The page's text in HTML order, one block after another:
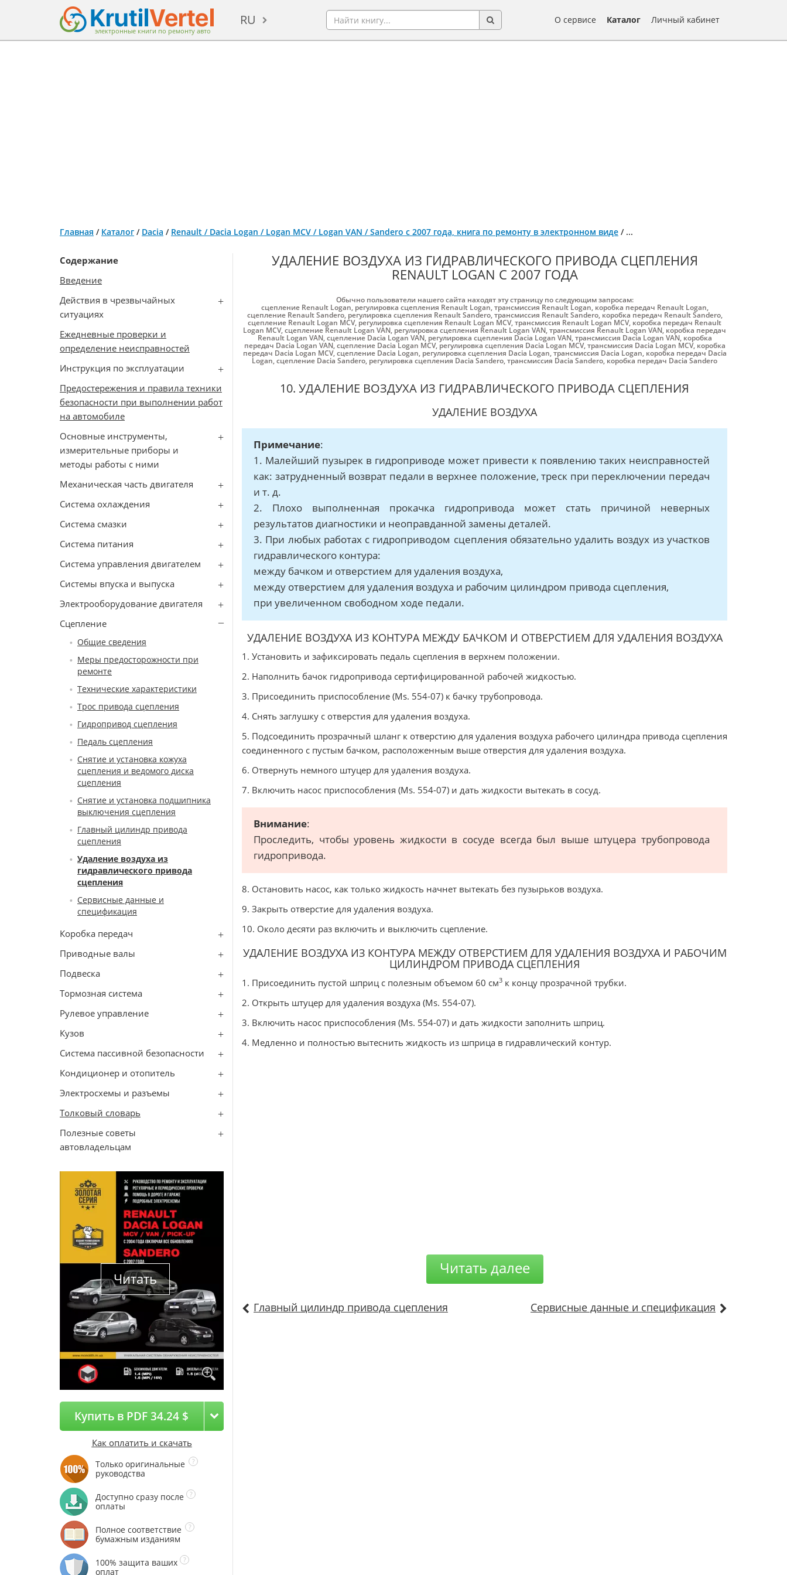
электронные книги по ремонту авто
RU О сервисе Каталог Личный кабинет
Главная / Каталог / Dacia / Renault / Dacia Logan / Logan MCV / Logan VAN / Sandero с 2007 года, книга по ремонту в электронном виде / ...
Содержание
Введение
Действия в чрезвычайных
ситуациях
Ежедневные проверки и
определение неисправностей
Инструкция по эксплуатации
Предостережения и правила техники
безопасности при выполнении работ
на автомобиле
Основные инструменты,
измерительные приборы и
методы работы с ними
Механическая часть двигателя
Система охлаждения
Система смазки
Система питания
Система управления двигателем
Системы впуска и выпуска
Электрооборудование двигателя
Сцепление
Общие сведения
Меры предосторожности при
ремонте
Технические характеристики
Трос привода сцепления
Гидропривод сцепления
Педаль сцепления
Снятие и установка кожуха
сцепления и ведомого диска
сцепления
Снятие и установка подшипника
выключения сцепления
Главный цилиндр привода
сцепления
Удаление воздуха из
гидравлического привода
сцепления
Сервисные данные и
спецификация
Коробка передач
Приводные валы
Подвеска
Тормозная система
Рулевое управление
Кузов
Система пассивной безопасности
Кондиционер и отопитель
Электросхемы и разъемы
Толковый словарь
Полезные советы
автовладельцам
Читать
Купить в PDF 34.24 $
Как оплатить и скачать
Только оригинальные
руководства
Доступно сразу после
оплаты
Полное соответствие
бумажным изданиям
100% защита ваших
оплат
УДАЛЕНИЕ ВОЗДУХА ИЗ ГИДРАВЛИЧЕСКОГО ПРИВОДА СЦЕПЛЕНИЯ
RENAULT LOGAN С 2007 ГОДА
Обычно пользователи нашего сайта находят эту страницу по следующим запросам:
сцепление Renault Logan, регулировка сцепления Renault Logan,трансмиссия Renault Logan, коробка передач Renault Logan,
сцепление Renault Sandero, регулировка сцепления Renault Sandero,трансмиссия Renault Sandero, коробка передач Renault Sandero,
сцепление Renault Logan MCV, регулировка сцепления Renault Logan MCV,трансмиссия Renault Logan MCV, коробка передач Renault
Logan MCV,сцепление Renault Logan VAN, регулировка сцепления Renault Logan VAN,трансмиссия Renault Logan VAN, коробка передач
Renault Logan VAN,сцепление Dacia Logan VAN, регулировка сцепления Dacia Logan VAN,трансмиссия Dacia Logan VAN, коробка
передач Dacia Logan VAN,сцепление Dacia Logan MCV,регулировка сцепления Dacia Logan MCV,трансмиссия Dacia Logan MCV, коробка
передач Dacia Logan MCV,сцепление Dacia Logan, регулировка сцепления Dacia Logan,трансмиссия Dacia Logan, коробка передач Dacia
Logan,сцепление Dacia Sandero, регулировка сцепления Dacia Sandero,трансмиссия Dacia Sandero, коробка передач Dacia Sandero
10. УДАЛЕНИЕ ВОЗДУХА ИЗ ГИДРАВЛИЧЕСКОГО ПРИВОДА СЦЕПЛЕНИЯ
УДАЛЕНИЕ ВОЗДУХА
Примечание:
1. Малейший пузырек в гидроприводе может привести к появлению таких неисправностей
как: затрудненный возврат педали в верхнее положение, треск при переключении передач
и т. д.
2. Плохо выполненная прокачка гидропривода может стать причиной неверных
результатов диагностики и неоправданной замены деталей.
3. При любых работах с гидроприводом сцепления обязательно удалить воздух из участков
гидравлического контура:
между бачком и отверстием для удаления воздуха,
между отверстием для удаления воздуха и рабочим цилиндром привода сцепления,
при увеличенном свободном ходе педали.
УДАЛЕНИЕ ВОЗДУХА ИЗ КОНТУРА МЕЖДУ БАЧКОМ И ОТВЕРСТИЕМ ДЛЯ УДАЛЕНИЯ ВОЗДУХА
1. Установить и зафиксировать педаль сцепления в верхнем положении.
2. Наполнить бачок гидропривода сертифицированной рабочей жидкостью.
3. Присоединить приспособление (Ms. 554-07) к бачку трубопровода.
4. Снять заглушку с отверстия для удаления воздуха.
5. Подсоединить прозрачный шланг к отверстию для удаления воздуха рабочего цилиндра привода сцепления
соединенного с пустым бачком, расположенным выше отверстия для удаления воздуха.
6. Отвернуть немного штуцер для удаления воздуха.
7. Включить насос приспособления (Ms. 554-07) и дать жидкости вытекать в сосуд.
Внимание:
Проследить, чтобы уровень жидкости в сосуде всегда был выше штуцера трубопровода
гидропривода.
8. Остановить насос, как только жидкость начнет вытекать без пузырьков воздуха.
9. Закрыть отверстие для удаления воздуха.
10. Около десяти раз включить и выключить сцепление.
УДАЛЕНИЕ ВОЗДУХА ИЗ КОНТУРА МЕЖДУ ОТВЕРСТИЕМ ДЛЯ УДАЛЕНИЯ ВОЗДУХА И РАБОЧИМ
ЦИЛИНДРОМ ПРИВОДА СЦЕПЛЕНИЯ
1. Присоединить пустой шприц с полезным объемом 60 см3 к концу прозрачной трубки.
2. Открыть штуцер для удаления воздуха (Ms. 554-07).
3. Включить насос приспособления (Ms. 554-07) и дать жидкости заполнить шприц.
4. Медленно и полностью вытеснить жидкость из шприца в гидравлический контур.
Читать далее
Главный цилиндр привода сцепления Сервисные данные и спецификация